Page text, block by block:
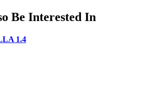
Be Interested In
1.4